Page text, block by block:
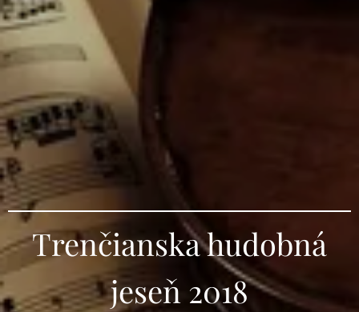
Trenčianska hudobná
jeseň 2018